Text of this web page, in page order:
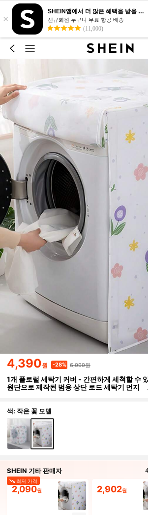
×
SHEIN앱에서 더 많은 혜택을 받을 수 있어요.
신규회원 누구나 무료 항공 배송
(11,000)
4,390원 -28% 6,090원
1개 플로럴 세탁기 커버 - 간편하게 세척할 수
원단으로 제작된 범용 상단 로드 세탁기 먼지
랜드에 적합)
색: 작은 꽃 모델
SHEIN 기타 판매자
최저 가격
2,090원 2,902원